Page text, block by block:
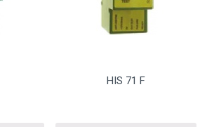
HIS 71 F